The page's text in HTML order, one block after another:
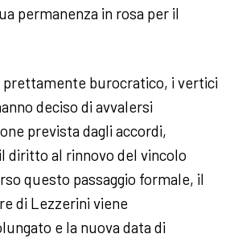
permanenza in rosa per il
prettamente burocratico, i vertici
deciso di avvalersi
prevista dagli accordi,
diritto al rinnovo del vincolo
questo passaggio formale, il
di Lezzerini viene
e la nuova data di